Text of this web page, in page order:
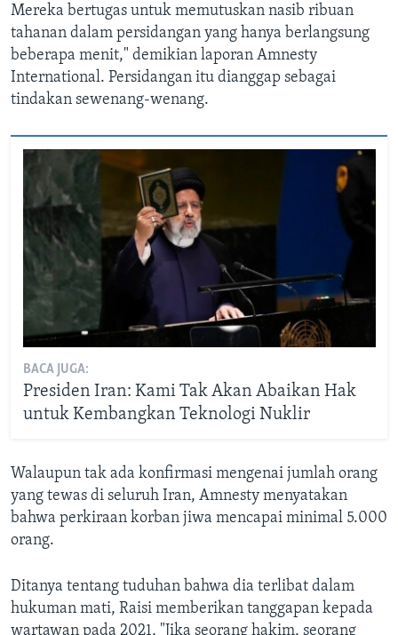
Mereka bertugas untuk memutuskan nasib ribuan
tahanan dalam persidangan yang hanya berlangsung
beberapa menit," demikian laporan Amnesty
International. Persidangan itu dianggap sebagai
tindakan sewenang-wenang.
BACA JUGA:
Presiden Iran: Kami Tak Akan Abaikan Hak
untuk Kembangkan Teknologi Nuklir
Walaupun tak ada konfirmasi mengenai jumlah orang
yang tewas di seluruh Iran, Amnesty menyatakan
bahwa perkiraan korban jiwa mencapai minimal 5.000
orang.
Ditanya tentang tuduhan bahwa dia terlibat dalam
hukuman mati, Raisi memberikan tanggapan kepada
wartawan pada 2021, "Jika seorang hakim, seorang